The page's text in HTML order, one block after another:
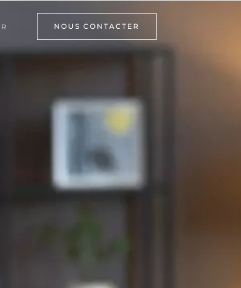
NOUS CONTACTER